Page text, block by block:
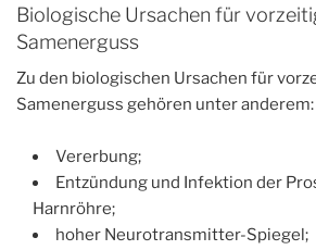
Biologische Ursachen für
Samenerguss
Zu den biologischen Ursachen für
Samenerguss gehören unter anderem:
Vererbung;
Entzündung und Infektion der
Harnröhre;
hoher Neurotransmitter-Spiegel;